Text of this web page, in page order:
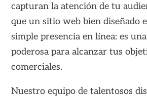
capturan la atención de tu
que un sitio web bien diseñado
simple presencia en línea: es
poderosa para alcanzar tus
comerciales.
Nuestro equipo de talentosos